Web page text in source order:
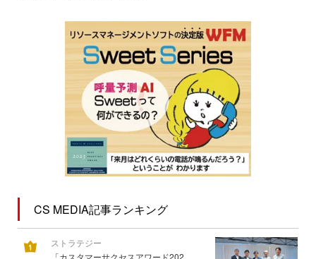
CS MEDIA記事ランキング
ストラテジー